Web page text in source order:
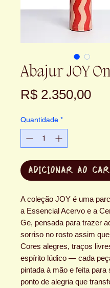
Abajur JOY
R$ 2.350,00
Quantidade *
ADICIONAR AO
A coleção JOY é uma
a Essencial Acervo e a
Ge, pensada para trazer
sorriso no rosto assim
Cores alegres, traços
espírito lúdico — cada
pintada à mão e feita para
ponto de alegria que